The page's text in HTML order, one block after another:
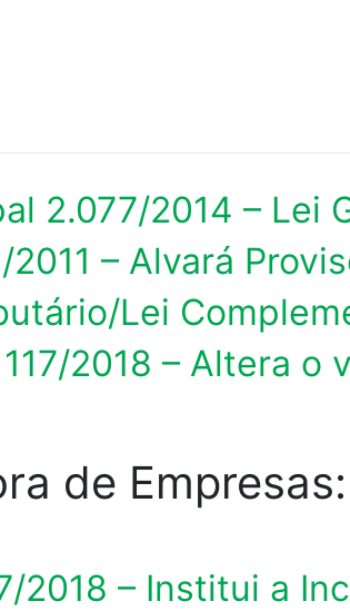
2.077/2014 – Lei
– Alvará
Lei
2018 – Altera o
de Empresas:
2018 – Institui a